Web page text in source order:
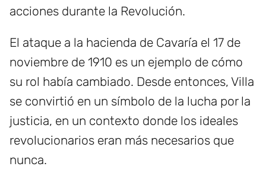
acciones durante la Revolución.
El ataque a la hacienda de Cavaría el 17 de
noviembre de 1910 es un ejemplo de cómo
su rol había cambiado. Desde entonces, Villa
se convirtió en un símbolo de la lucha por la
justicia, en un contexto donde los ideales
revolucionarios eran más necesarios que
nunca.